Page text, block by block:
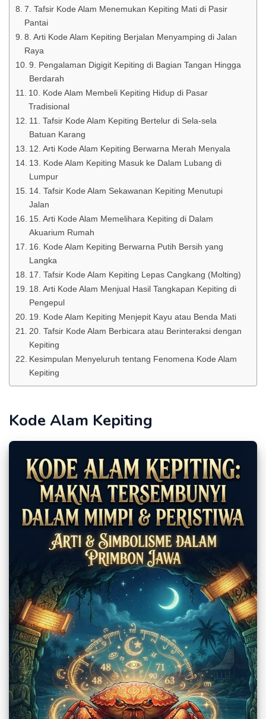
7. Tafsir Kode Alam Menemukan Kepiting Mati di Pasir
Pantai
8. Arti Kode Alam Kepiting Berjalan Menyamping di Jalan
Raya
9. Pengalaman Digigit Kepiting di Bagian Tangan Hingga
Berdarah
10. Kode Alam Membeli Kepiting Hidup di Pasar
Tradisional
11. Tafsir Kode Alam Kepiting Bertelur di Sela-sela
Batuan Karang
12. Arti Kode Alam Kepiting Berwarna Merah Menyala
13. Kode Alam Kepiting Masuk ke Dalam Lubang di
Lumpur
14. Tafsir Kode Alam Sekawanan Kepiting Menutupi
Jalan
15. Arti Kode Alam Memelihara Kepiting di Dalam
Akuarium Rumah
16. Kode Alam Kepiting Berwarna Putih Bersih yang
Langka
17. Tafsir Kode Alam Kepiting Lepas Cangkang (Molting)
18. Arti Kode Alam Menjual Hasil Tangkapan Kepiting di
Pengepul
19. Kode Alam Kepiting Menjepit Kayu atau Benda Mati
20. Tafsir Kode Alam Berbicara atau Berinteraksi dengan
Kepiting
Kesimpulan Menyeluruh tentang Fenomena Kode Alam
Kepiting
Kode Alam Kepiting